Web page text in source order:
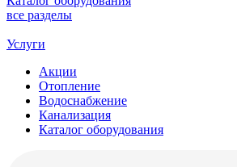
все разделы
Услуги
Акции
Отопление
Водоснабжение
Канализация
Каталог оборудования